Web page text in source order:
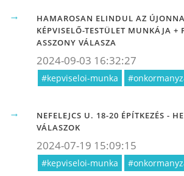
HAMAROSAN ELINDUL AZ
KÉPVISELŐ-TESTÜLET MUNKÁJA +
ASSZONY VÁLASZA
#kepviseloi-munka
2024-09-03 16:32:27
NEFELEJCS U. 18-20 ÉPÍTKEZÉS -
VÁLASZOK
#kepviseloi-munka
2024-07-19 15:09:15